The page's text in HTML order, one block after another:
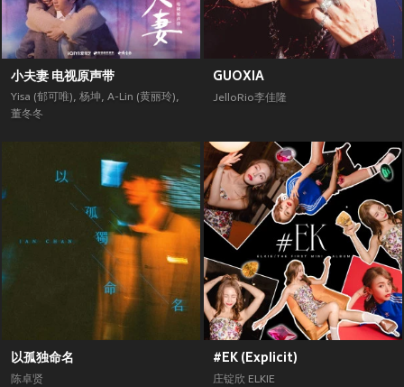
小夫妻 电视原声带
Yisa (郁可唯), 杨坤, A-Lin (黄丽玲),
董冬冬
GUOXIA
JelloRio李佳隆
以孤独命名
陈卓贤
#EK (Explicit)
庄锭欣 ELKIE